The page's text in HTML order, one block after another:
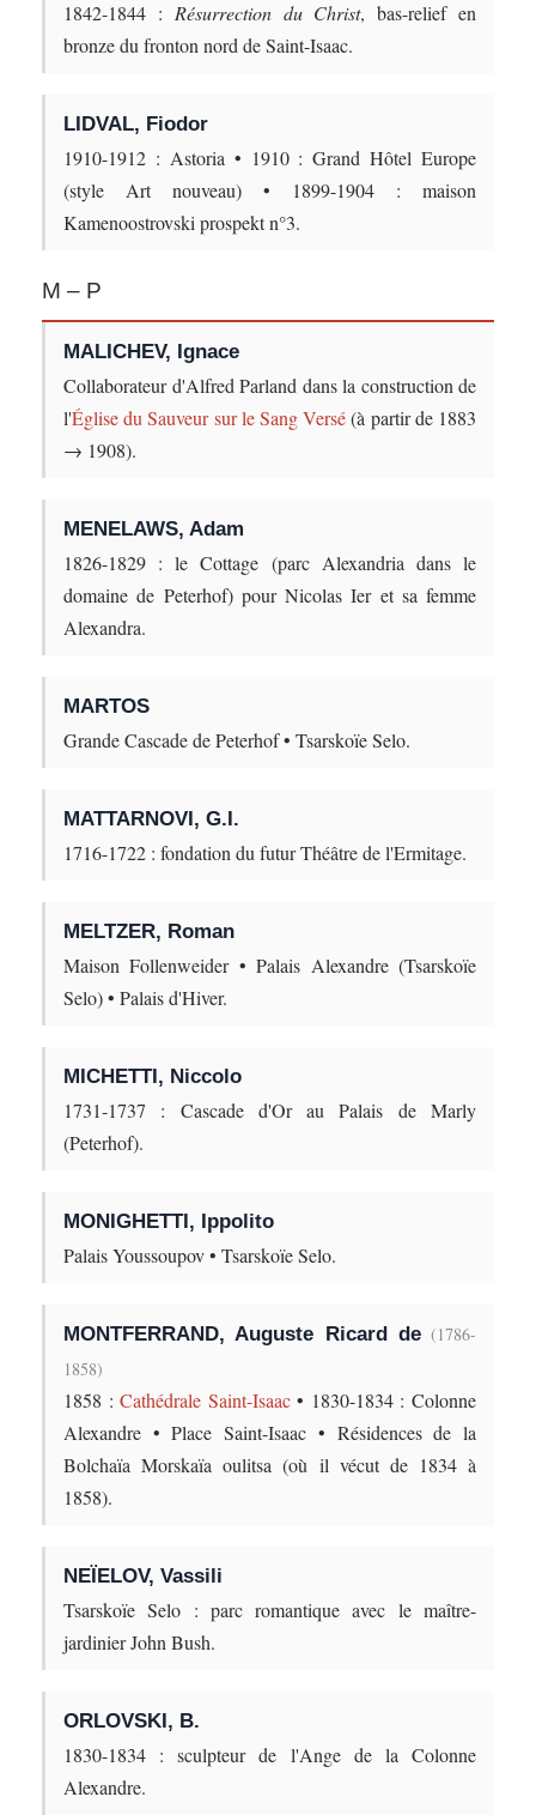
1842-1844 : Résurrection du Christ, bas-relief en
bronze du fronton nord de Saint-Isaac.
LIDVAL, Fiodor
1910-1912 : Astoria • 1910 : Grand Hôtel Europe
(style Art nouveau) • 1899-1904 : maison
Kamenoostrovski prospekt n°3.
M – P
MALICHEV, Ignace
Collaborateur d'Alfred Parland dans la construction de
l'Église du Sauveur sur le Sang Versé(à partir de 1883
→ 1908).
MENELAWS, Adam
1826-1829 : le Cottage (parc Alexandria dans le
domaine de Peterhof) pour Nicolas Ier et sa femme
Alexandra.
MARTOS
Grande Cascade de Peterhof • Tsarskoïe Selo.
MATTARNOVI, G.I.
1716-1722 : fondation du futur Théâtre de l'Ermitage.
MELTZER, Roman
Maison Follenweider • Palais Alexandre (Tsarskoïe
Selo) • Palais d'Hiver.
MICHETTI, Niccolo
1731-1737 : Cascade d'Or au Palais de Marly
(Peterhof).
MONIGHETTI, Ippolito
Palais Youssoupov • Tsarskoïe Selo.
MONTFERRAND, Auguste Ricard de (1786-
1858)
1858 :Cathédrale Saint-Isaac• 1830-1834 : Colonne
Alexandre • Place Saint-Isaac • Résidences de la
Bolchaïa Morskaïa oulitsa (où il vécut de 1834 à
1858).
NEÏELOV, Vassili
Tsarskoïe Selo : parc romantique avec le maître-
jardinier John Bush.
ORLOVSKI, B.
1830-1834 : sculpteur de l'Ange de la Colonne
Alexandre.